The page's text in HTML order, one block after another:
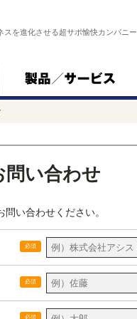
スを進化させる超サポ愉快カンパニー
い合わせ
い合わせください。